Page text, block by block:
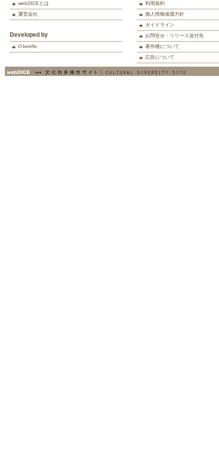
webDICEとは
運営会社
Developed by
O'keeffe
利用規約
個人情報保護方針
ガイドライン
お問合せ・リリース送付先
著作権について
広告について